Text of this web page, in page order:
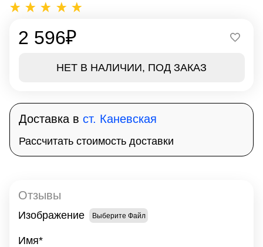
2 596₽
НЕТ В НАЛИЧИИ, ПОД ЗАКАЗ
Доставка в ст. Каневская
Рассчитать стоимость доставки
Отзывы
Изображение Выберите Файл
Имя